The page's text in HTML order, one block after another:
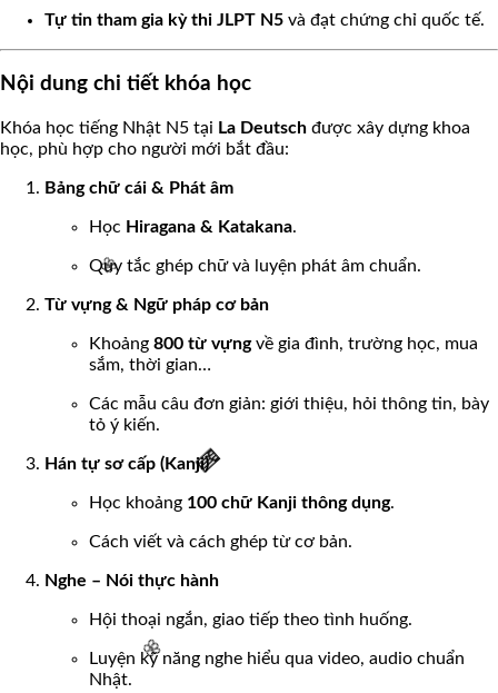
🌸
🧧
🌸
Tự tin tham gia kỳ thi JLPT N5 và đạt chứng chỉ quốc tế.
Nội dung chi tiết khóa học
Khóa học tiếng Nhật N5 tại La Deutsch được xây dựng khoa
học, phù hợp cho người mới bắt đầu:
Bảng chữ cái & Phát âm
Học Hiragana & Katakana.
Quy tắc ghép chữ và luyện phát âm chuẩn.
Từ vựng & Ngữ pháp cơ bản
Khoảng 800 từ vựngvề gia đình, trường học, mua
sắm, thời gian…
Các mẫu câu đơn giản: giới thiệu, hỏi thông tin, bày
tỏ ý kiến.
Hán tự sơ cấp (Kanji)
Học khoảng 100 chữ Kanji thông dụng.
Cách viết và cách ghép từ cơ bản.
Nghe – Nói thực hành
Hội thoại ngắn, giao tiếp theo tình huống.
Luyện kỹ năng nghe hiểu qua video, audio chuẩn
Nhật.